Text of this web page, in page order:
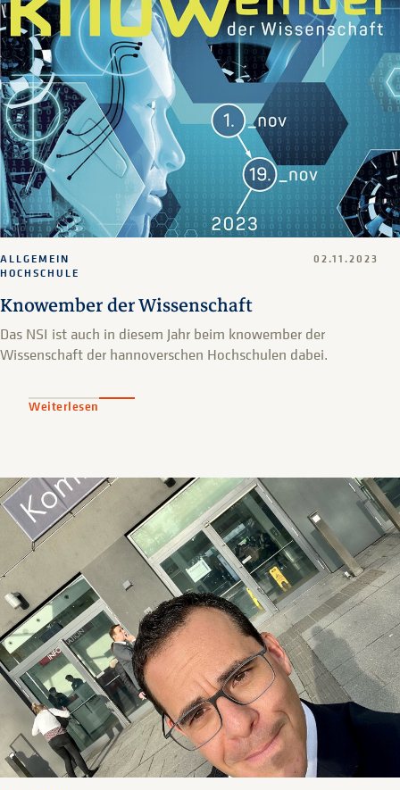
Knowember der Wissenschaft
ALLGEMEIN
HOCHSCHULE
02.11.2023
Das NSI ist auch in diesem Jahr beim knowember der
Wissenschaft der hannoverschen Hochschulen dabei.
Weiterlesen